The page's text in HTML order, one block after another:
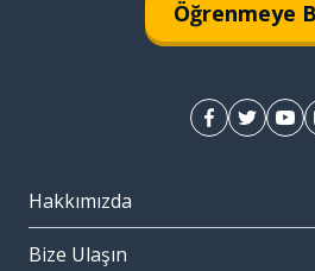
Öğrenmeye
Hakkımızda
Bize Ulaşın